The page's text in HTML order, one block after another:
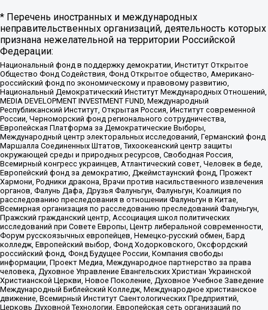
* Перечень иностранных и международных
неправительственных организаций, деятельность которых
признана нежелательной на территории Российской
Федерации:
Национальный фонд в поддержку демократии, Институт Открытое
Общество Фонд Содействия, Фонд Открытое общество, Американо-
российский фонд по экономическому и правовому развитию,
Национальный Демократический Институт Международных Отношений,
MEDIA DEVELOPMENT INVESTMENT FUND, Международный
Республиканский Институт, Открытая Россия, Институт современной
России, Черноморский фонд регионального сотрудничества,
Европейская Платформа за Демократические Выборы,
Международный центр электоральных исследований, Германский фонд
Маршалла Соединенных Штатов, Тихоокеанский центр защиты
окружающей среды и природных ресурсов, Свободная Россия,
Всемирный конгресс украинцев, Атлантический совет, Человек в беде,
Европейский фонд за демократию, Джеймстаунский фонд, Прожект
Хармони, Родники дракона, Врачи против насильственного извлечения
органов, Фалунь Дафа, Друзья Фалуньгун, Фалуньгун, Коалиция по
расследованию преследования в отношении Фалуньгун в Китае,
Всемирная организация по расследованию преследований Фалуньгун,
Пражский гражданский центр, Ассоциация школ политических
исследований при Совете Европы, Центр либеральной современности,
Форум русскоязычных европейцев, Немецко-русский обмен, Бард
колледж, Европейский выбор, Фонд Ходорковского, Оксфордский
российский фонд, Фонд Будущее России, Компания свободы
информации, Проект Медиа, Международное партнерство за права
человека, Духовное Управление Евангельских Христиан Украинской
Христианской Церкви, Новое Поколение, Духовное Учебное Заведение
Международный Библейский Колледж, Международное христианское
движение, Всемирный Институт Саентологических Предприятий,
Церковь Духовной Технологии, Европейская сеть организаций по